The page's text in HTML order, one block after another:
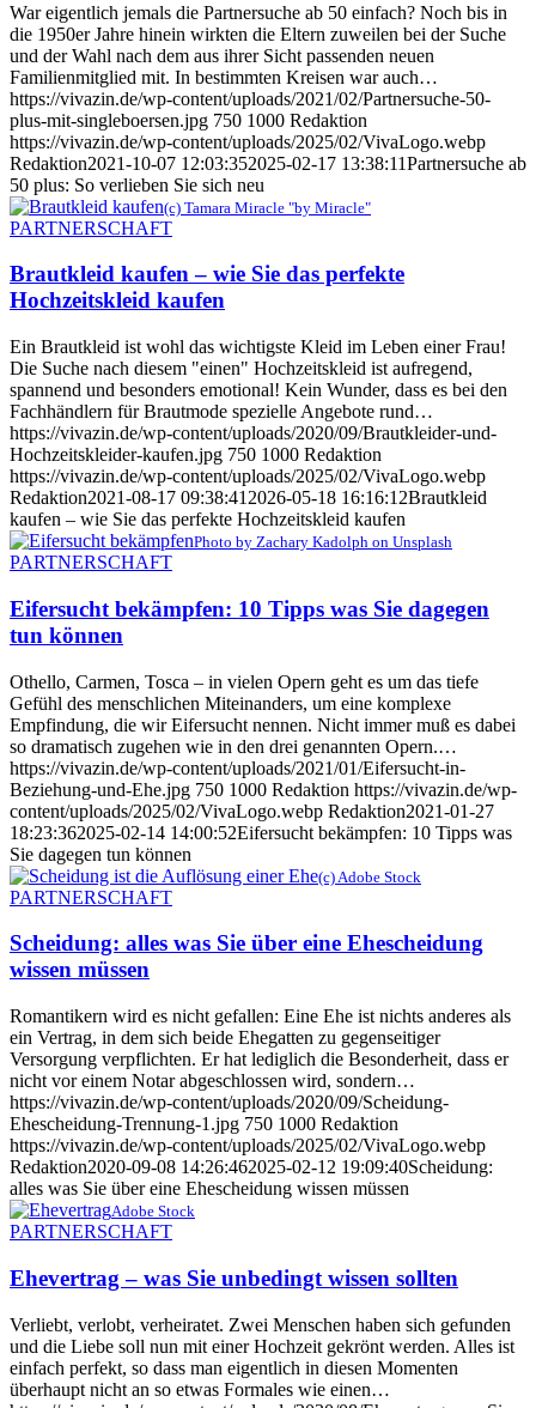
War eigentlich jemals die Partnersuche ab 50 einfach? Noch bis in
die 1950er Jahre hinein wirkten die Eltern zuweilen bei der Suche
und der Wahl nach dem aus ihrer Sicht passenden neuen
Familienmitglied mit. In bestimmten Kreisen war auch…
https://vivazin.de/wp-content/uploads/2021/02/Partnersuche-50-
plus-mit-singleboersen.jpg 750 1000 Redaktion
https://vivazin.de/wp-content/uploads/2025/02/VivaLogo.webp
Redaktion2021-10-07 12:03:352025-02-17 13:38:11Partnersuche ab
50 plus: So verlieben Sie sich neu
(c) Tamara Miracle "by Miracle"
PARTNERSCHAFT
Brautkleid kaufen – wie Sie das perfekte
Hochzeitskleid kaufen
Ein Brautkleid ist wohl das wichtigste Kleid im Leben einer Frau!
Die Suche nach diesem "einen" Hochzeitskleid ist aufregend,
spannend und besonders emotional! Kein Wunder, dass es bei den
Fachhändlern für Brautmode spezielle Angebote rund…
https://vivazin.de/wp-content/uploads/2020/09/Brautkleider-und-
Hochzeitskleider-kaufen.jpg 750 1000 Redaktion
https://vivazin.de/wp-content/uploads/2025/02/VivaLogo.webp
Redaktion2021-08-17 09:38:41 2026-05-18 16:16:12Brautkleid
kaufen – wie Sie das perfekte Hochzeitskleid kaufen
Photo by Zachary Kadolph on Unsplash
PARTNERSCHAFT
Eifersucht bekämpfen: 10 Tipps was Sie dagegen
tun können
Othello, Carmen, Tosca – in vielen Opern geht es um das tiefe
Gefühl des menschlichen Miteinanders, um eine komplexe
Empfindung, die wir Eifersucht nennen. Nicht immer muß es dabei
so dramatisch zugehen wie in den drei genannten Opern.…
https://vivazin.de/wp-content/uploads/2021/01/Eifersucht-in-
Beziehung-und-Ehe.jpg 750 1000 Redaktion https://vivazin.de/wp-
content/uploads/2025/02/VivaLogo.webp Redaktion2021-01-27
18:23:362025-02-14 14:00:52Eifersucht bekämpfen: 10 Tipps was
Sie dagegen tun können
(c) Adobe Stock
PARTNERSCHAFT
Scheidung: alles was Sie über eine Ehescheidung
wissen müssen
Romantikern wird es nicht gefallen: Eine Ehe ist nichts anderes als
ein Vertrag, in dem sich beide Ehegatten zu gegenseitiger
Versorgung verpflichten. Er hat lediglich die Besonderheit, dass er
nicht vor einem Notar abgeschlossen wird, sondern…
https://vivazin.de/wp-content/uploads/2020/09/Scheidung-
Ehescheidung-Trennung-1.jpg 750 1000 Redaktion
https://vivazin.de/wp-content/uploads/2025/02/VivaLogo.webp
Redaktion2020-09-08 14:26:462025-02-12 19:09:40Scheidung:
alles was Sie über eine Ehescheidung wissen müssen
Adobe Stock
PARTNERSCHAFT
Ehevertrag – was Sie unbedingt wissen sollten
Verliebt, verlobt, verheiratet. Zwei Menschen haben sich gefunden
und die Liebe soll nun mit einer Hochzeit gekrönt werden. Alles ist
einfach perfekt, so dass man eigentlich in diesen Momenten
überhaupt nicht an so etwas Formales wie einen…